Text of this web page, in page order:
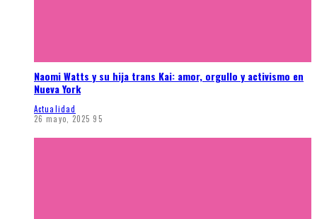
Naomi Watts y su hija trans Kai: amor, orgullo y activismo en
Nueva York
Actualidad
26 mayo, 2025 95